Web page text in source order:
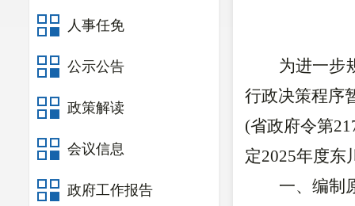
人事任免
公示公告
政策解读
会议信息
政府工作报告
为进一步
行政决策程序
(省政府令第
定2025年度东
一、编制